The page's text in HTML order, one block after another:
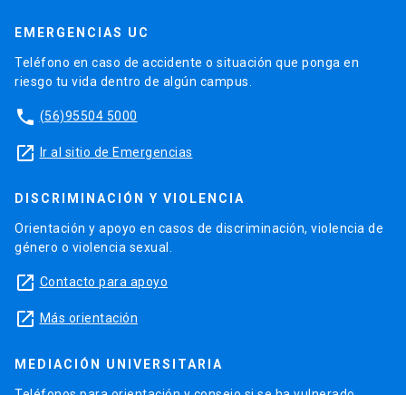
EMERGENCIAS UC
Teléfono en caso de accidente o situación que ponga en
riesgo tu vida dentro de algún campus.
phone (56)95504 5000
launch Ir al sitio de Emergencias
DISCRIMINACIÓN Y VIOLENCIA
Orientación y apoyo en casos de discriminación, violencia de
género o violencia sexual.
launch Contacto para apoyo
launch Más orientación
MEDIACIÓN UNIVERSITARIA